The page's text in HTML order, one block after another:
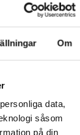
Om
data,
såsom
på din
Natur,
Visa mer